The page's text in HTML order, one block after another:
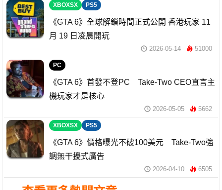
XBOXSX PS5
《GTA 6》全球解鎖時間正式公開 香港玩家 11
月 19 日凌晨開玩
2026-05-14 51000
PC
《GTA 6》首發不登PC Take-Two CEO直言主
機玩家才是核心
2026-05-05 5662
XBOXSX PS5
《GTA 6》價格曝光不破100美元 Take-Two強
調無干擾式廣告
2026-04-10 6505